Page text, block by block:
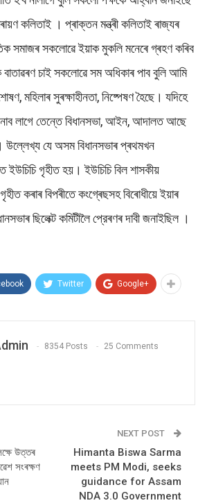
কলিতাই । প্ৰাক্তন মন্ত্ৰী কলিতাই ৰাজ্যৰ
সমাজৰ সকলোৱে ইয়াক মুকলি মনেৰে গ্ৰহণ কৰিব
চাই সকলোৱে সম অধিকাৰ পাব বুলি আমি
মহিলাৰ সুৰক্ষাহীনতা, নিষ্পেষণ হৈছে। যদিহে
লাগে তেন্তে বিধানসভা, আইন, আদালত আছে
উল্লেখ্য যে অসম বিধানসভাৰ প্ৰথমখন
ইউচিচি গৃহীত হয়। ইউচিচি বিল শাসকীয়
কৰাৰ বিপৰীতে কংগ্ৰেছসহ বিৰোধীয়ে ইয়াৰ
ছিলেক্ট কমিটীলৈ প্রেৰণৰ দাবী জনাইছিল ।
Twitter Google+
8354 Posts 25 Comments
উত্তৰ
সংৰক্ষণ
NEXT POST
Himanta Biswa Sarma
meets PM Modi, seeks
guidance for Assam
NDA 3.0 Government